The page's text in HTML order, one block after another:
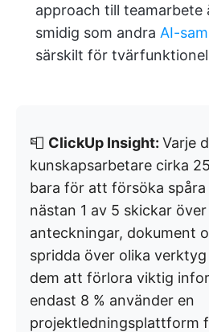
approach till teamarbete
smidig som andra AI-
särskilt för
📮 ClickUp Insight: Varje
kunskapsarbetare cirka
bara för att försöka
nästan 1 av 5 skickar
anteckningar, dokument
spridda över olika
dem att förlora viktig
endast 8 % använder en
projektledningsplattform